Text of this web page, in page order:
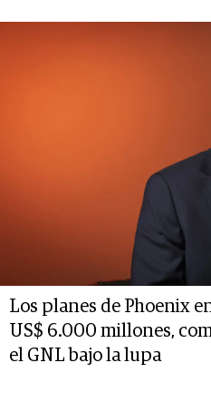
Los planes de Phoenix
US$ 6.000 millones,
el GNL bajo la lupa